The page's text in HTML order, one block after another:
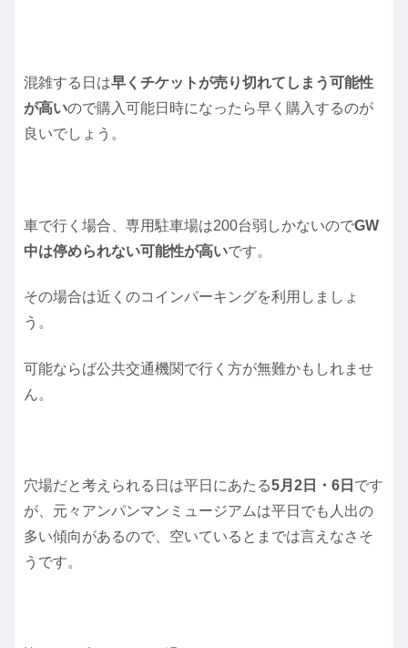
混雑する日は早くチケットが売り切れてしまう可能性
が高いので購入可能日時になったら早く購入するのが
良いでしょう。
車で行く場合、専用駐車場は200台弱しかないのでGW
中は停められない可能性が高いです。
その場合は近くのコインパーキングを利用しましょ
う。
可能ならば公共交通機関で行く方が無難かもしれませ
ん。
穴場だと考えられる日は平日にあたる5月2日・6日 です
が、元々アンパンマンミュージアムは平日でも人出の
多い傾向があるので、空いているとまでは言えなさそ
うです。